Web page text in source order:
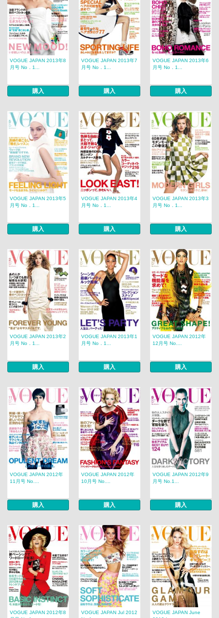
VOGUE JAPAN 2013年8
月号 No．1...
購入
VOGUE JAPAN 2013年7
月号 No．1...
購入
VOGUE JAPAN 2013年6
月号 No．1...
購入
VOGUE JAPAN 2013年5
月号 No．1...
購入
VOGUE JAPAN 2013年4
月号 No．1...
購入
VOGUE JAPAN 2013年3
月号 No．1...
購入
VOGUE JAPAN 2013年2
月号 No．1...
購入
VOGUE JAPAN 2013年1
月号 No．1...
購入
VOGUE JAPAN 2012年
12月号 No....
購入
VOGUE JAPAN 2012年
11月号 No....
購入
VOGUE JAPAN 2012年
10月号 No....
購入
VOGUE JAPAN 2012年9
月号 No.1...
購入
VOGUE JAPAN 2012年8
VOGUE JAPAN Jul 2012
VOGUE JAPAN June